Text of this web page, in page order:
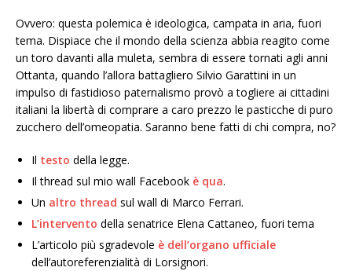
Ovvero: questa polemica è ideologica, campata in aria, fuori
tema. Dispiace che il mondo della scienza abbia reagito come
un toro davanti alla muleta, sembra di essere tornati agli anni
Ottanta, quando l’allora battagliero Silvio Garattini in un
impulso di fastidioso paternalismo provò a togliere ai cittadini
italiani la libertà di comprare a caro prezzo le pasticche di puro
zucchero dell’omeopatia. Saranno bene fatti di chi compra, no?
Il testo della legge.
Il thread sul mio wall Facebook è qua.
Un altro thread sul wall di Marco Ferrari.
L’intervento della senatrice Elena Cattaneo, fuori tema
L’articolo più sgradevole è dell’organo ufficiale
dell’autoreferenzialità di Lorsignori.